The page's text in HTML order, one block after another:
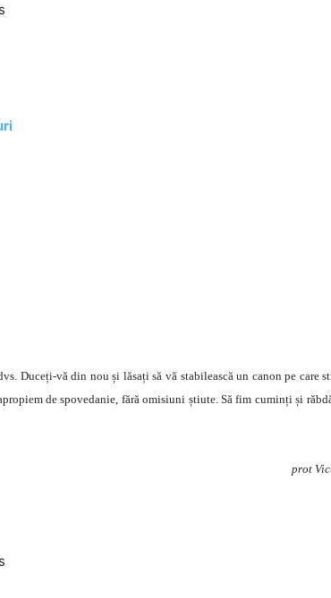
Duceți-vă din nou și lăsați să vă stabilească un canon pe care
de spovedanie, fără omisiuni știute. Să fim cuminți și
prot